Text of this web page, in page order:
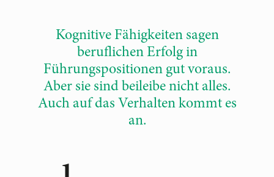
Kognitive Fähigkeiten sagen
beruflichen Erfolg in
Führungspositionen gut voraus.
Aber sie sind beileibe nicht alles.
Auch auf das Verhalten kommt es
an.